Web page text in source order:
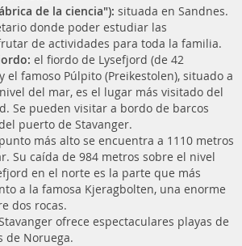
de la ciencia"): situada en Sandnes.
donde poder estudiar las
de actividades para toda la familia.
el fiordo de Lysefjord (de 42
el famoso Púlpito (Preikestolen), situado a
del mar, es el lugar más visitado del
Se pueden visitar a bordo de barcos
puerto de Stavanger.
más alto se encuentra a 1110 metros
Su caída de 984 metros sobre el nivel
en el norte es la parte que más
a la famosa Kjeragbolten, una enorme
dos rocas.
ofrece espectaculares playas de
de Noruega.